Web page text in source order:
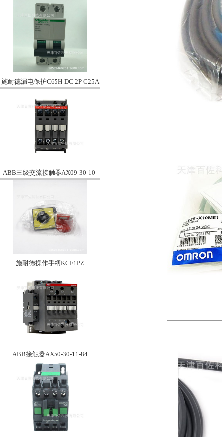
施耐德漏电保护C65H-DC 2P C25A
ABB三级交流接触器AX09-30-10-
施耐德操作手柄KCF1PZ
ABB接触器AX50-30-11-84